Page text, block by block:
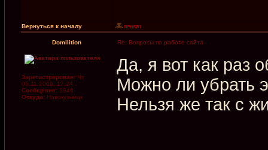
Вернуться к началу
Domilition Re: Вопросы по работе сайта
Зарегистрирован: Чт
05.11.2009, 17:24
Сообщения: 1946
Откуда: Новокузнецк
Да, я вот как раз
Можно ли убрать
Нельзя же так с